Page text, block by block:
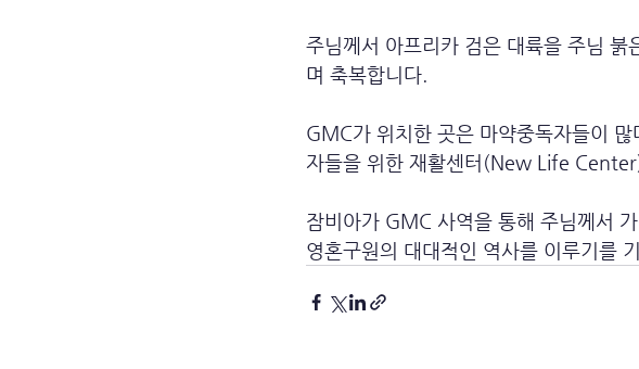
주님께서 아프리카 검은 대륙을 주님
며 축복합니다.
GMC가 위치한 곳은 마약중독자들이
자들을 위한 재활센터(New Life
잠비아가 GMC 사역을 통해 주님께서
영혼구원의 대대적인 역사를 이루기를